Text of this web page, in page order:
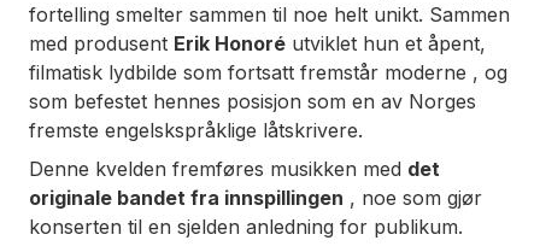
fortelling smelter sammen til noe helt unikt. Sammen
med produsent Erik Honoré utviklet hun et åpent,
filmatisk lydbilde som fortsatt fremstår moderne , og
som befestet hennes posisjon som en av Norges
fremste engelskspråklige låtskrivere.
Denne kvelden fremføres musikken med det
originale bandet fra innspillingen , noe som gjør
konserten til en sjelden anledning for publikum.